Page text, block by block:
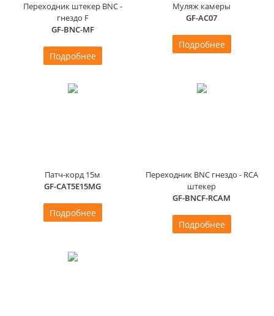
Переходник штекер BNC -
гнездо F
GF-BNC-MF
Подробнее
Муляж камеры
GF-AC07
Подробнее
Патч-корд 15м
GF-CAT5E15MG
Подробнее
Переходник BNC гнездо - RCA
штекер
GF-BNCF-RCAM
Подробнее